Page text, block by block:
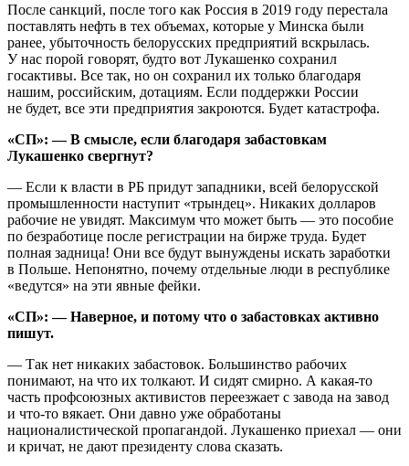
После санкций, после того как Россия в 2019 году перестала
поставлять нефть в тех объемах, которые у Минска были
ранее, убыточность белорусских предприятий вскрылась.
У нас порой говорят, будто вот Лукашенко сохранил
госактивы. Все так, но он сохранил их только благодаря
нашим, российским, дотациям. Если поддержки России
не будет, все эти предприятия закроются. Будет катастрофа.
«СП»: — В смысле, если благодаря забастовкам
Лукашенко свергнут?
— Если к власти в РБ придут западники, всей белорусской
промышленности наступит «трындец». Никаких долларов
рабочие не увидят. Максимум что может быть — это пособие
по безработице после регистрации на бирже труда. Будет
полная задница! Они все будут вынуждены искать заработки
в Польше. Непонятно, почему отдельные люди в республике
«ведутся» на эти явные фейки.
«СП»: — Наверное, и потому что о забастовках активно
пишут.
— Так нет никаких забастовок. Большинство рабочих
понимают, на что их толкают. И сидят смирно. А какая-то
часть профсоюзных активистов переезжает с завода на завод
и что-то вякает. Они давно уже обработаны
националистической пропагандой. Лукашенко приехал — они
и кричат, не дают президенту слова сказать.